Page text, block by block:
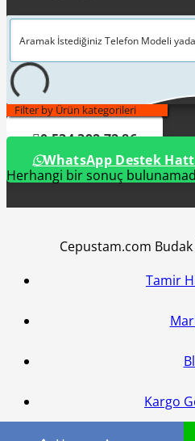
Filter by Ürün kategorileri
0 534 392 72 86
WhatsApp Destek
Herhangi bir sonuç
Cepustam.com
Tamir
Kargo